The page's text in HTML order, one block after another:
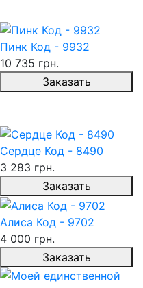
Пинк Код - 9932
10 735 грн.
Заказать
Сердце Код - 8490
3 283 грн.
Заказать
Алиса Код - 9702
4 000 грн.
Заказать